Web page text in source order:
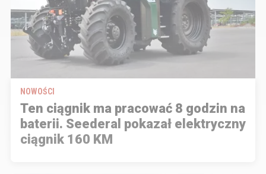
NOWOŚCI
Ten ciągnik ma pracować 8 godzin na
baterii. Seederal pokazał elektryczny
ciągnik 160 KM